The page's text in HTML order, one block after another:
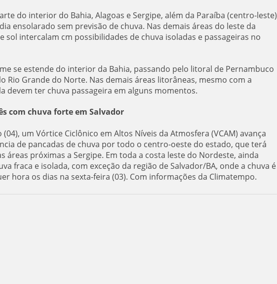
do interior do Bahia, Alagoas e Sergipe, além da Paraíba (centro-leste)
ensolarado sem previsão de chuva. Nas demais áreas do leste da
sol intercalam cm possibilidades de chuva isoladas e passageiras no
se estende do interior da Bahia, passando pelo litoral de Pernambuco
Rio Grande do Norte. Nas demais áreas litorâneas, mesmo com a
devem ter chuva passageira em alguns momentos.
com chuva forte em Salvador
um Vórtice Ciclônico em Altos Níveis da Atmosfera (VCAM) avança
de pancadas de chuva por todo o centro-oeste do estado, que terá
áreas próximas a Sergipe. Em toda a costa leste do Nordeste, ainda
fraca e isolada, com exceção da região de Salvador/BA, onde a chuva é
hora os dias na sexta-feira (03). Com informações da Climatempo.